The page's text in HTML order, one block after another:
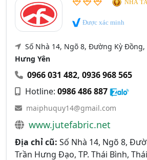
NHÀ
Được xác minh
Số Nhà 14, Ngõ 8, Đường Kỳ Đồng,
Hưng Yên
0966 031 482, 0936 968 565
Hotline: 0986 486 887
maiphuquy14@gmail.com
www.jutefabric.net
Địa chỉ cũ: Số Nhà 14, Ngõ 8,
Trần Hưng Đạo, TP. Thái Bình,